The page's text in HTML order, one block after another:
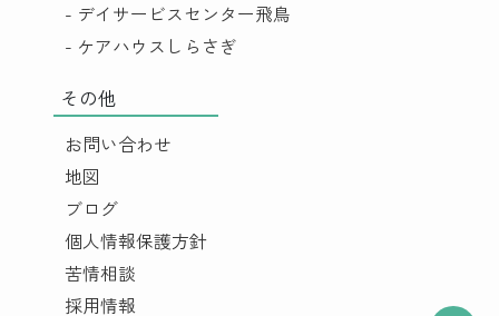
- デイサービスセンター飛鳥
- ケアハウスしらさぎ
その他
お問い合わせ
地図
ブログ
個人情報保護方針
苦情相談
採用情報